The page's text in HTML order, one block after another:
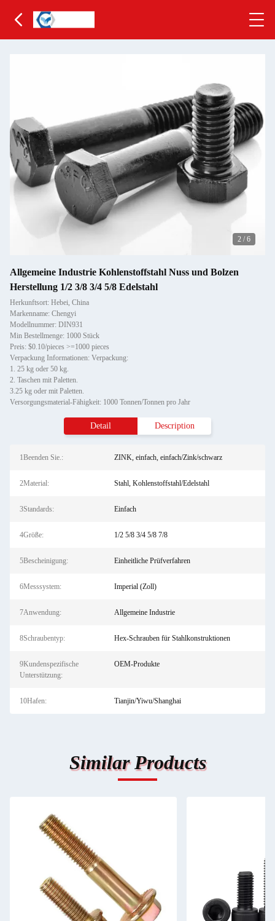
2 / 6
Allgemeine Industrie Kohlenstoffstahl Nuss und Bolzen
Herstellung 1/2 3/8 3/4 5/8 Edelstahl
Herkunftsort: Hebei, China
Markenname: Chengyi
Modellnummer: DIN931
Min Bestellmenge: 1000 Stück
Preis: $0.10/pieces >=1000 pieces
Verpackung Informationen: Verpackung:
1. 25 kg oder 50 kg.
2. Taschen mit Paletten.
3.25 kg oder mit Paletten.
Versorgungsmaterial-Fähigkeit: 1000 Tonnen/Tonnen pro Jahr
Detail Description
1Beenden Sie.: ZINK, einfach, einfach/Zink/schwarz
2Material: Stahl, Kohlenstoffstahl/Edelstahl
3Standards: Einfach
4Größe: 1/2 5/8 3/4 5/8 7/8
5Bescheinigung: Einheitliche Prüfverfahren
6Messsystem: Imperial (Zoll)
7Anwendung: Allgemeine Industrie
8Schraubentyp: Hex-Schrauben für Stahlkonstruktionen
9Kundenspezifische
Unterstützung:
OEM-Produkte
10Hafen: Tianjin/Yiwu/Shanghai
Similar Products